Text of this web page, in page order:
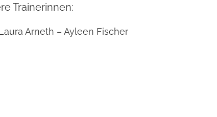
Trainerinnen:
Arneth – Ayleen Fischer